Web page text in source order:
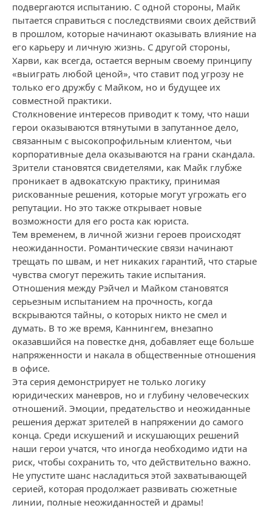
подвергаются испытанию. С одной стороны, Майк
пытается справиться с последствиями своих действий
в прошлом, которые начинают оказывать влияние на
его карьеру и личную жизнь. С другой стороны,
Харви, как всегда, остается верным своему принципу
«выиграть любой ценой», что ставит под угрозу не
только его дружбу с Майком, но и будущее их
совместной практики.
Столкновение интересов приводит к тому, что наши
герои оказываются втянутыми в запутанное дело,
связанным с высокопрофильным клиентом, чьи
корпоративные дела оказываются на грани скандала.
Зрители становятся свидетелями, как Майк глубже
проникает в адвокатскую практику, принимая
рискованные решения, которые могут угрожать его
репутации. Но это также открывает новые
возможности для его роста как юриста.
Тем временем, в личной жизни героев происходят
неожиданности. Романтические связи начинают
трещать по швам, и нет никаких гарантий, что старые
чувства смогут пережить такие испытания.
Отношения между Рэйчел и Майком становятся
серьезным испытанием на прочность, когда
вскрываются тайны, о которых никто не смел и
думать. В то же время, Каннингем, внезапно
оказавшийся на повестке дня, добавляет еще больше
напряженности и накала в общественные отношения
в офисе.
Эта серия демонстрирует не только логику
юридических маневров, но и глубину человеческих
отношений. Эмоции, предательство и неожиданные
решения держат зрителей в напряжении до самого
конца. Среди искушений и искушающих решений
наши герои учатся, что иногда необходимо идти на
риск, чтобы сохранить то, что действительно важно.
Не упустите шанс насладиться этой захватывающей
серией, которая продолжает развивать сюжетные
линии, полные неожиданностей и драмы!